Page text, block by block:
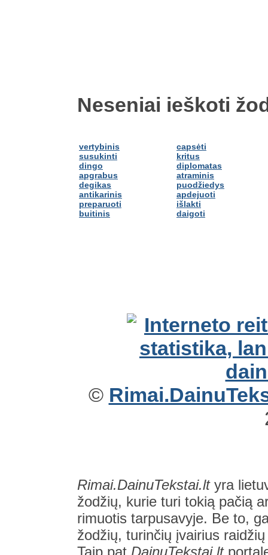
Neseniai ieškoti
vertybinis
susukinti
dingo
apgrabus
degikas
antikarinis
preparuoti
buitinis
capsėti
kritus
diplomatas
atraminis
puodžiedys
apdejuoti
išlakti
daigoti
©
Rimai.DainuTekstai.ltyra
žodžių, kurie turi tokią pačią
rimuotis tarpusavyje. Be to,
žodžių, turinčių įvairius
Taip pat DainuTekstai.lt